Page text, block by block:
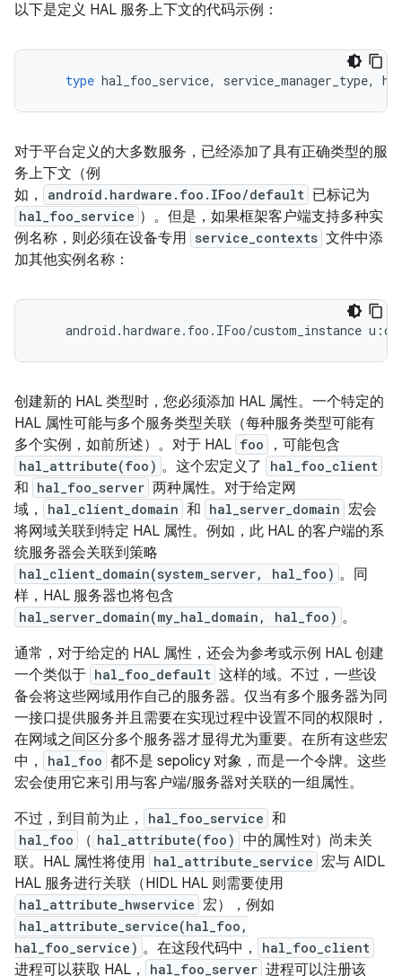
以下是定义 HAL 服务上下文的代码示例：
type hal_foo_service, service_manager_type,
对于平台定义的大多数服务，已经添加了具有正确类型的服
务上下文（例
如，
android.hardware.foo.IFoo/default 已标记为
hal_foo_service ）。但是，如果框架客户端支持多种实
例名称，则必须在设备专用 service_contexts 文件中添
加其他实例名称：
创建新的 HAL 类型时，您必须添加 HAL 属性。一个特定的
HAL 属性可能与多个服务类型关联（每种服务类型可能有
多个实例，如前所述）。对于 HAL foo ，可能包含
hal_attribute(foo) 。这个宏定义了 hal_foo_client
和 hal_foo_server 两种属性。对于给定网
域，
hal_client_domain 和 hal_server_domain 宏会
将网域关联到特定 HAL 属性。例如，此 HAL 的客户端的系
统服务器会关联到策略
hal_client_domain(system_server, hal_foo) 。同
样，HAL 服务器也将包含
hal_server_domain(my_hal_domain, hal_foo) 。
通常，对于给定的 HAL 属性，还会为参考或示例 HAL 创建
一个类似于 hal_foo_default 这样的域。不过，一些设
备会将这些网域用作自己的服务器。仅当有多个服务器为同
一接口提供服务并且需要在实现过程中设置不同的权限时，
在网域之间区分多个服务器才显得尤为重要。在所有这些宏
中，
hal_foo 都不是 sepolicy 对象，而是一个令牌。这些
宏会使用它来引用与客户端/服务器对关联的一组属性。
不过，到目前为止，
hal_foo_service 和
hal_foo （ hal_attribute(foo) 中的属性对）尚未关
联。HAL 属性将使用 hal_attribute_service 宏与 AIDL
HAL 服务进行关联（HIDL HAL 则需要使用
hal_attribute_hwservice 宏），例如
hal_attribute_service(hal_foo,
hal_foo_service) 。在这段代码中， hal_foo_client
进程可以获取 HAL， hal_foo_server 进程可以注册该